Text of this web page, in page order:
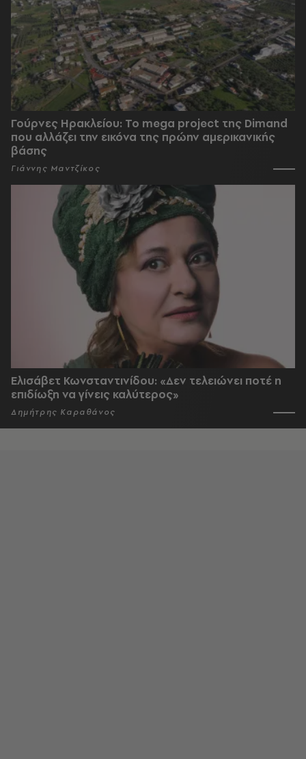
Γούρνες Ηρακλείου: To mega project της Dimand
που αλλάζει την εικόνα της πρώην αμερικανικής
βάσης
Γιάννης Μαντζίκος
Ελισάβετ Κωνσταντινίδου: «Δεν τελειώνει ποτέ η
επιδίωξη να γίνεις καλύτερος»
Δημήτρης Καραθάνος